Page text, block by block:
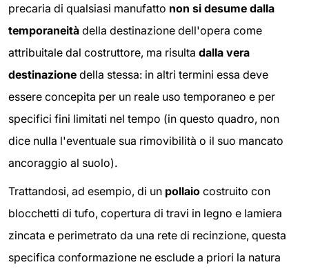
precaria di qualsiasi manufatto non si desume dalla
temporaneità della destinazione dell'opera come
attribuitale dal costruttore, ma risulta dalla vera
destinazione della stessa: in altri termini essa deve
essere concepita per un reale uso temporaneo e per
specifici fini limitati nel tempo (in questo quadro, non
dice nulla l'eventuale sua rimovibilità o il suo mancato
ancoraggio al suolo).
Trattandosi, ad esempio, di un pollaio costruito con
blocchetti di tufo, copertura di travi in legno e lamiera
zincata e perimetrato da una rete di recinzione, questa
specifica conformazione ne esclude a priori la natura